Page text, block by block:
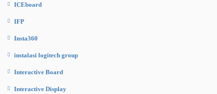
ICEboard
IFP
Insta360
instalasi logitech group
Interactive Board
Interactive Display